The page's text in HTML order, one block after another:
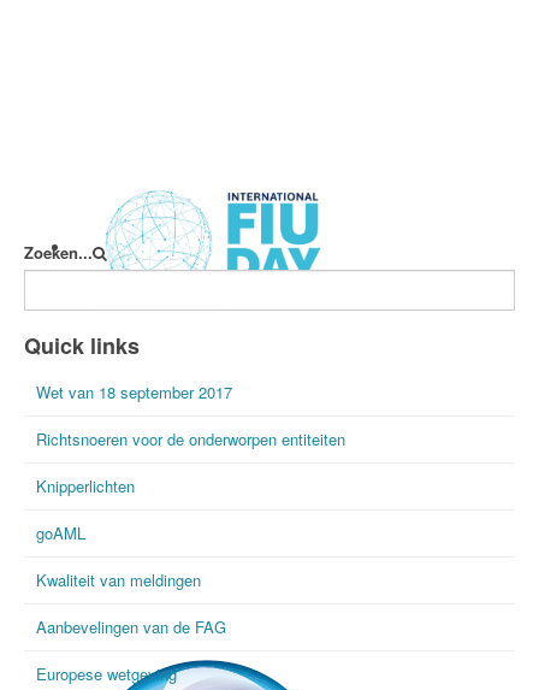
International FIU Day
Zoeken...
Quick links
Wet van 18 september 2017
Richtsnoeren voor de onderworpen entiteiten
Knipperlichten
goAML
Kwaliteit van meldingen
Aanbevelingen van de FAG
Europese wetgeving